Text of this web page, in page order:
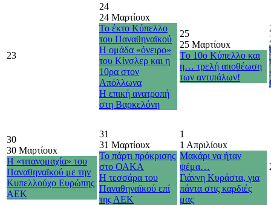
23
24
24 Μαρτίουx
Το έκτο Κύπελλο
του Παναθηναϊκού
Η ομάδα «όνειρο»
του Κίνσλερ και η
10ρα στον
Απόλλωνα
H επική ανατροπή
στη Βαρκελόνη
25
25 Μαρτίουx
Τo 10o Κύπελλο και
η… τρελή αποθέωση
των αντιπάλων!
30
30 Μαρτίουx
Η «τιτανομαχία» του
Παναθηναϊκού με την
Κυπελλούχο Ευρώπης
ΑΕΚ
31
31 Μαρτίουx
Το πάρτι πρόκρισης
στο ΟΑΚΑ
Η τεσσάρα του
Παναθηναϊκού επί
της ΑΕΚ
1
1 Απριλίουx
Μακάρι να ήταν
ψέμα…
Γιάννη Κυράστα, για
πάντα στις καρδιές
μας